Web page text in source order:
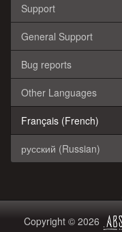
Support
General Support
Bug reports
Other Languages
Français (French)
русский (Russian)
Copyright © 2026